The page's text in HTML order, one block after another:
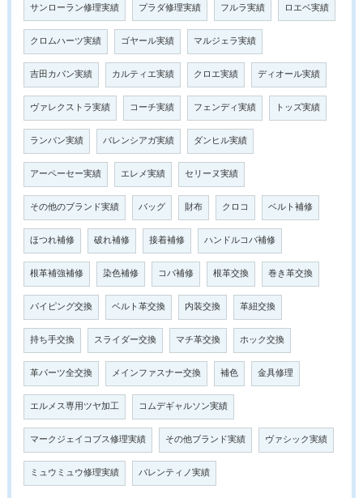
サンローラン修理実績 プラダ修理実績 フルラ実績 ロエベ実績
クロムハーツ実績 ゴヤール実績 マルジェラ実績
吉田カバン実績 カルティエ実績 クロエ実績 ディオール実績
ヴァレクストラ実績 コーチ実績 フェンディ実績 トッズ実績
ランバン実績 バレンシアガ実績 ダンヒル実績
アーペーセー実績 エレメ実績 セリーヌ実績
その他のブランド実績 バッグ 財布 クロコ ベルト補修
ほつれ補修 破れ補修 接着補修 ハンドルコバ補修
根革補強補修 染色補修 コバ補修 根革交換 巻き革交換
パイピング交換 ベルト革交換 内装交換 革紐交換
持ち手交換 スライダー交換 マチ革交換 ホック交換
革パーツ全交換 メインファスナー交換 補色 金具修理
エルメス専用ツヤ加工 コムデギャルソン実績
マークジェイコブス修理実績 その他ブランド実績 ヴァシック実績
ミュウミュウ修理実績 バレンティノ実績